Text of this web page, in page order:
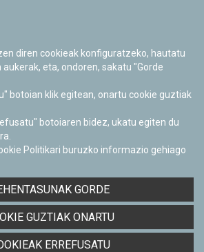
Cerrado Temporalmente
Twitter
Youtube
Flickr
Pribatutasun-politika eta Lege-oharra
diren cookieak konfiguratzeko, hautatu
eta, ondoren, sakatu "Gorde
botoian klik egitean, onartu cookie guztiak
botoiaren bidez, ukatu egiten du
Politikari buruzko informazio gehiago
GORDE
GUZTIAK ONARTU
ERREFUSATU